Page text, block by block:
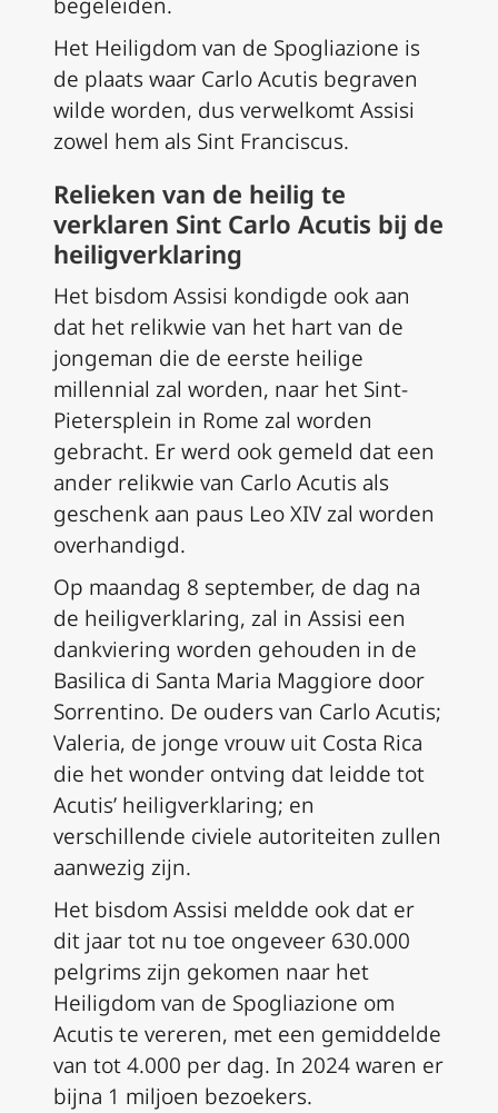
begeleiden.
Het Heiligdom van de Spogliazione is
de plaats waar Carlo Acutis begraven
wilde worden, dus verwelkomt Assisi
zowel hem als Sint Franciscus.
Relieken van de heilig te
verklaren Sint Carlo Acutis bij de
heiligverklaring
Het bisdom Assisi kondigde ook aan
dat het relikwie van het hart van de
jongeman die de eerste heilige
millennial zal worden, naar het Sint-
Pietersplein in Rome zal worden
gebracht. Er werd ook gemeld dat een
ander relikwie van Carlo Acutis als
geschenk aan paus Leo XIV zal worden
overhandigd.
Op maandag 8 september, de dag na
de heiligverklaring, zal in Assisi een
dankviering worden gehouden in de
Basilica di Santa Maria Maggiore door
Sorrentino. De ouders van Carlo Acutis;
Valeria, de jonge vrouw uit Costa Rica
die het wonder ontving dat leidde tot
Acutis’ heiligverklaring; en
verschillende civiele autoriteiten zullen
aanwezig zijn.
Het bisdom Assisi meldde ook dat er
dit jaar tot nu toe ongeveer 630.000
pelgrims zijn gekomen naar het
Heiligdom van de Spogliazione om
Acutis te vereren, met een gemiddelde
van tot 4.000 per dag. In 2024 waren er
bijna 1 miljoen bezoekers.